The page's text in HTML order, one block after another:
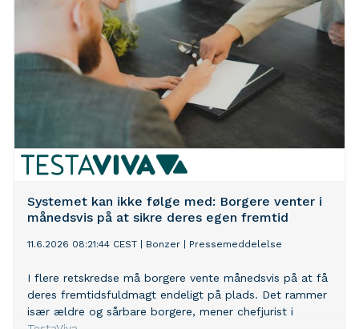
Systemet kan ikke følge med: Borgere venter i
månedsvis på at sikre deres egen fremtid
11.6.2026 08:21:44 CEST Bonzer Pressemeddelelse
I flere retskredse må borgere vente månedsvis på at få
deres fremtidsfuldmagt endeligt på plads. Det rammer
især ældre og sårbare borgere, mener chefjurist i